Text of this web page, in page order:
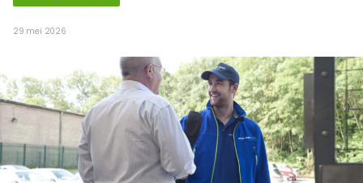
29 mei 2026